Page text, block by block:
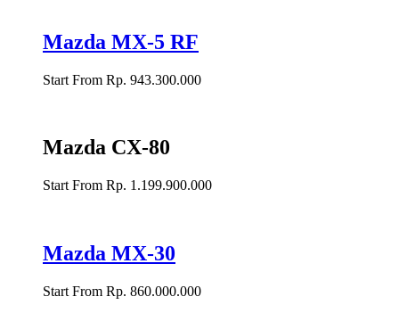
Mazda MX-5 RF
Start From Rp. 943.300.000
Mazda CX-80
Start From Rp. 1.199.900.000
Mazda MX-30
Start From Rp. 860.000.000